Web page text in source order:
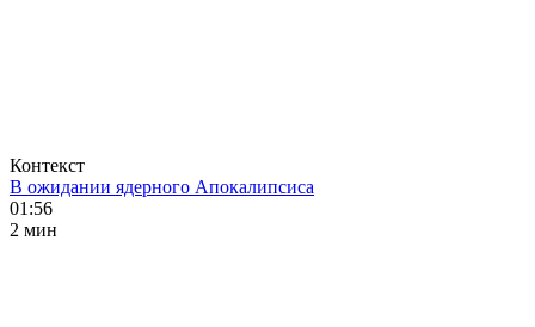
Контекст
В ожидании ядерного Апокалипсиса
01:56
2 мин